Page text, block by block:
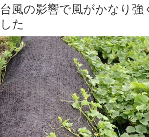
台風の影響で風がかなり強
した